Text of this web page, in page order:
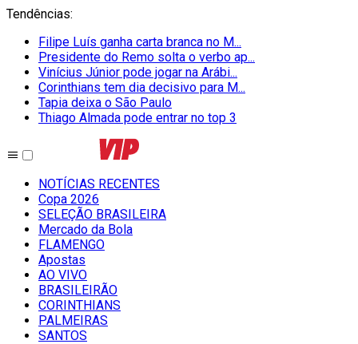
Tendências:
Filipe Luís ganha carta branca no M...
Presidente do Remo solta o verbo ap...
Vinícius Júnior pode jogar na Arábi...
Corinthians tem dia decisivo para M...
Tapia deixa o São Paulo
Thiago Almada pode entrar no top 3
NOTÍCIAS RECENTES
Copa 2026
SELEÇÃO BRASILEIRA
Mercado da Bola
FLAMENGO
Apostas
AO VIVO
BRASILEIRÃO
CORINTHIANS
PALMEIRAS
SANTOS